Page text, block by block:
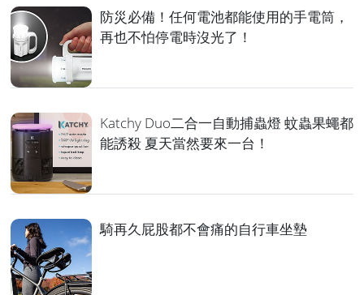
防災必備！任何電池都能使用的手電筒，
再也不怕停電時沒光了！
Katchy Duo二合一自動捕蟲燈 蚊蟲果蠅都
能誘殺 夏天當然要來一台！
騎再久屁股都不會痛的自行車坐墊